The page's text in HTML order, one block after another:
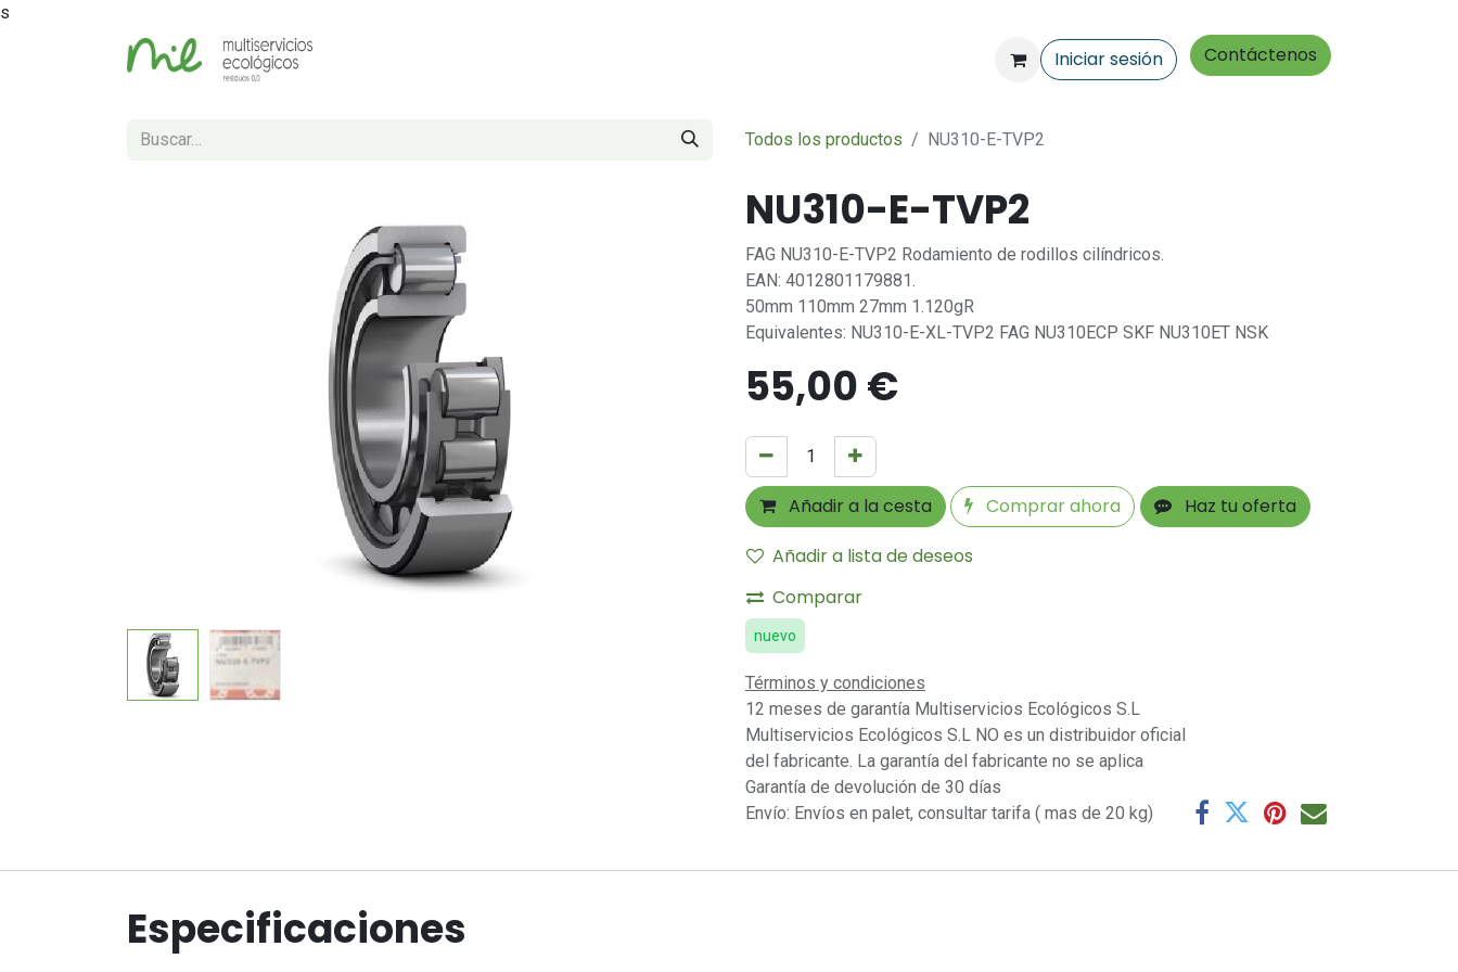
s
Iniciar sesión Contáctenos
Todos los productos NU310-E-TVP2
NU310-E-TVP2
FAG NU310-E-TVP2 Rodamiento de rodillos cilíndricos.
EAN: 4012801179881.
50mm 110mm 27mm 1.120gR
Equivalentes: NU310-E-XL-TVP2 FAG NU310ECP SKF NU310ET NSK
55,00€
Añadir a la cesta Comprar ahora
Haz tu oferta
Añadir a lista de deseos
Comparar
nuevo
Términos y condiciones
12 meses de garantía Multiservicios Ecológicos S.L
Multiservicios Ecológicos S.L NO es un distribuidor oficial
del fabricante. La garantía del fabricante no se aplica
Garantía de devolución de 30 días
Envío: Envíos en palet, consultar tarifa ( mas de 20 kg)
Especificaciones